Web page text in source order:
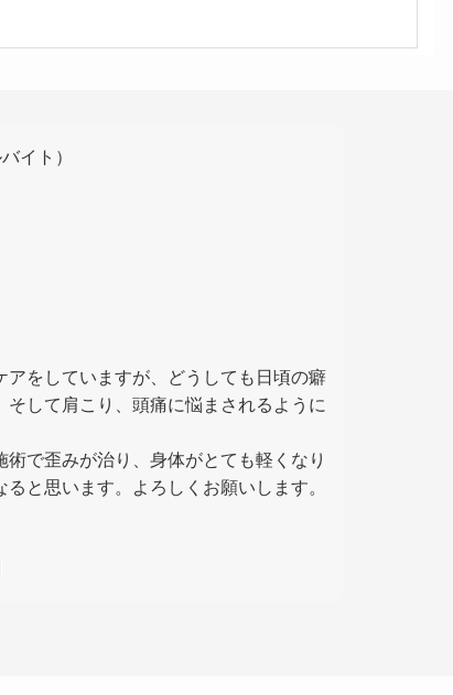
イト）
をしていますが、どうしても日頃の癖
して肩こり、頭痛に悩まされるように
で歪みが治り、身体がとても軽くなり
と思います。よろしくお願いします。